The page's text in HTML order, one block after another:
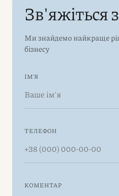
Зв'яжіться
Ми знайдемо найкраще
бізнесу
ІМ'Я
ТЕЛЕФОН
КОМЕНТАР